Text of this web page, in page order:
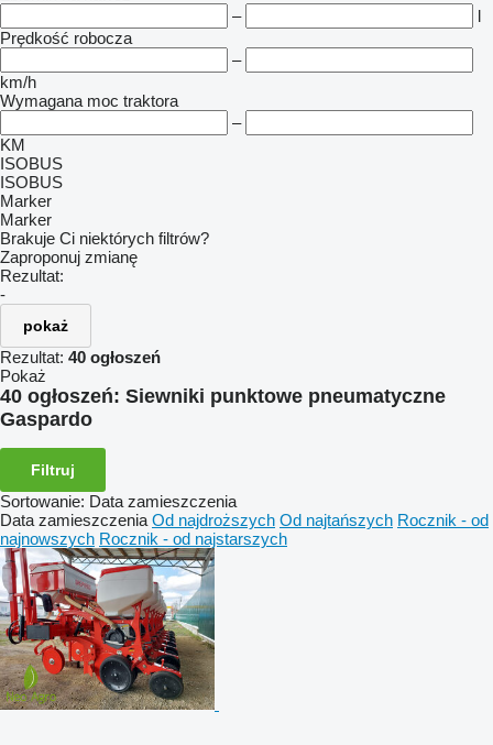
–
l
Prędkość robocza
–
km/h
Wymagana moc traktora
–
KM
ISOBUS
ISOBUS
Marker
Marker
Brakuje Ci niektórych filtrów?
Zaproponuj zmianę
Rezultat:
-
pokaż
Rezultat: 40 ogłoszeń
Pokaż
40 ogłoszeń: Siewniki punktowe pneumatyczne
Gaspardo
Filtruj
Sortowanie: Data zamieszczenia
Data zamieszczenia Od najdroższych Od najtańszych Rocznik - od
najnowszych Rocznik - od najstarszych